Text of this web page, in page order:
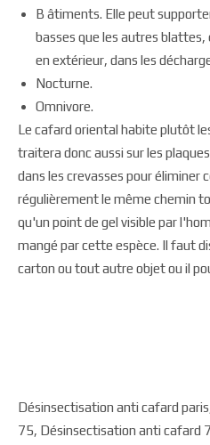
B âtiments. Elle peut
basses que les autres
en extérieur, dans les
Nocturne.
Omnivore.
Le cafard oriental habite plutôt
traitera donc aussi sur les
dans les crevasses pour
régulièrement le même chemin
qu'un point de gel visible par
mangé par cette espèce. Il faut
carton ou tout autre objet ou il
Désinsectisation anti cafard
75, Désinsectisation anti cafard